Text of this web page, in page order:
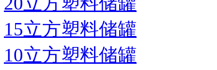
15立方塑料储罐
10立方塑料储罐